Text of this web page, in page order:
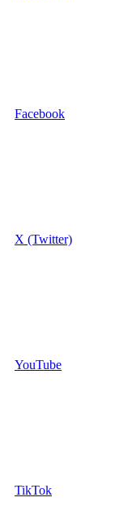
Facebook
X (Twitter)
YouTube
TikTok